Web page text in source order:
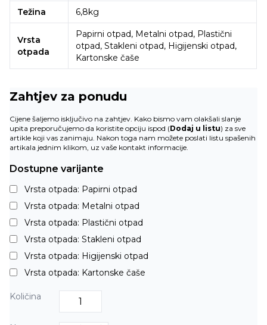
Težina 6,8kg
Vrsta
otpada
Papirni otpad, Metalni otpad, Plastični
otpad, Stakleni otpad, Higijenski otpad,
Kartonske čaše
Zahtjev za ponudu
Cijene šaljemo isključivo na zahtjev. Kako bismo vam olakšali slanje
upita preporučujemo da koristite opciju ispod (Dodaj u listu) za sve
artikle koji vas zanimaju. Nakon toga nam možete poslati listu spašenih
artikala jednim klikom, uz vaše kontakt informacije.
Dostupne varijante
Vrsta otpada: Papirni otpad
Vrsta otpada: Metalni otpad
Vrsta otpada: Plastični otpad
Vrsta otpada: Stakleni otpad
Vrsta otpada: Higijenski otpad
Vrsta otpada: Kartonske čaše
Količina